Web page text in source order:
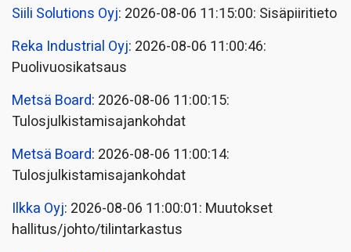
Siili Solutions Oyj: 2026-08-06 11:15:00: Sisäpiiritieto
Reka Industrial Oyj: 2026-08-06 11:00:46:
Puolivuosikatsaus
Metsä Board: 2026-08-06 11:00:15:
Tulosjulkistamisajankohdat
Metsä Board: 2026-08-06 11:00:14:
Tulosjulkistamisajankohdat
Ilkka Oyj: 2026-08-06 11:00:01: Muutokset
hallitus/johto/tilintarkastus